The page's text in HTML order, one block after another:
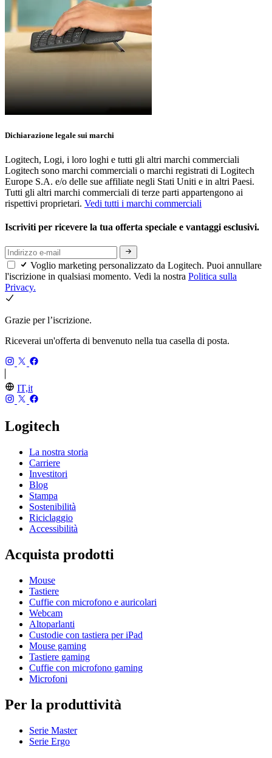
Dichiarazione legale sui marchi
Logitech, Logi, i loro loghi e tutti gli altri marchi commerciali
Logitech sono marchi commerciali o marchi registrati di Logitech
Europe S.A. e/o delle sue affiliate negli Stati Uniti e in altri Paesi.
Tutti gli altri marchi commerciali di terze parti appartengono ai
rispettivi proprietari. Vedi tutti i marchi commerciali
Iscriviti per ricevere la tua offerta speciale e vantaggi esclusivi.
Voglio marketing personalizzato da Logitech. Puoi annullare
l'iscrizione in qualsiasi momento. Vedi la nostra Politica sulla
Privacy.
Grazie per l’iscrizione.
Riceverai un'offerta di benvenuto nella tua casella di posta.
IT,it
Logitech
La nostra storia
Carriere
Investitori
Blog
Stampa
Sostenibilità
Riciclaggio
Accessibilità
Acquista prodotti
Mouse
Tastiere
Cuffie con microfono e auricolari
Webcam
Altoparlanti
Custodie con tastiera per iPad
Mouse gaming
Tastiere gaming
Cuffie con microfono gaming
Microfoni
Per la produttività
Serie Master
Serie Ergo